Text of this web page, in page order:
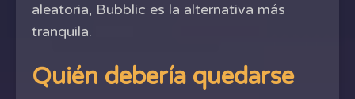
aleatoria, Bubblic es la alternativa más
tranquila.
Quién debería quedarse